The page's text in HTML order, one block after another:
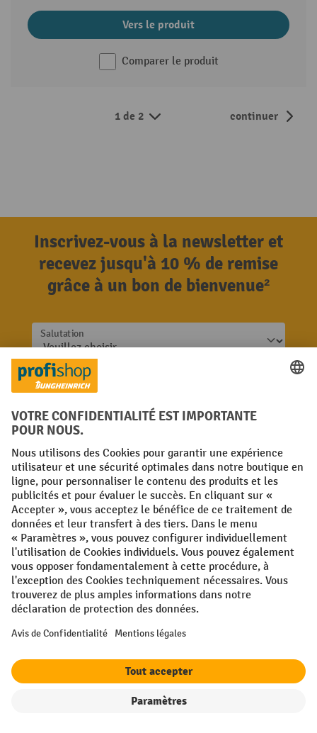
Vers le produit
Comparer le produit
1 de 2 continuer
Inscrivez-vous à la newsletter et
recevez jusqu'à 10 % de remise
grâce à un bon de bienvenue²
Salutation
Nom de famille
S'inscrire maintenant
En cliquant sur "S'inscrire", vous acceptez de recevoir des
publicités de Jungheinrich PROFISHOP sous forme de
newsletters.
Plus d'informations sur le traitement des données pour la
newsletterici.
Les Top Ventes